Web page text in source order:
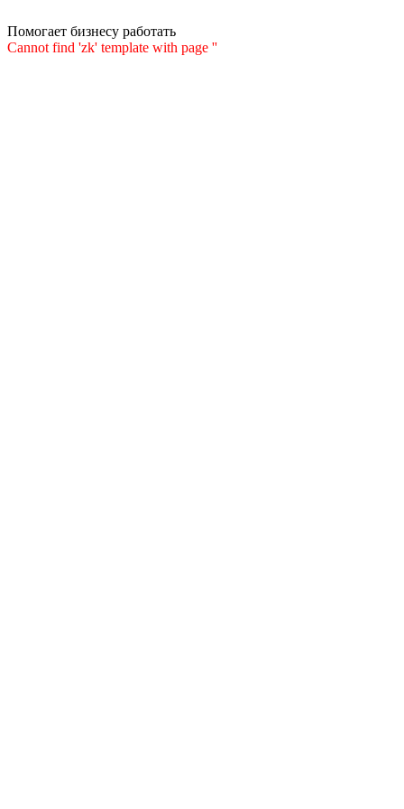
Помогает бизнесу работать
Cannot find 'zk' template with page ''